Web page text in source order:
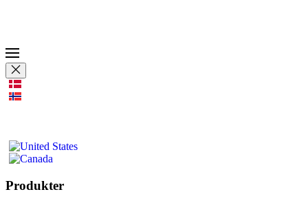
Produkter